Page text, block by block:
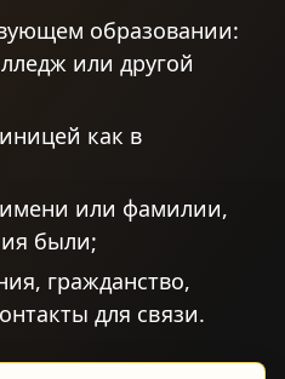
образовании:
или другой
как в
или фамилии,
были;
гражданство,
для связи.